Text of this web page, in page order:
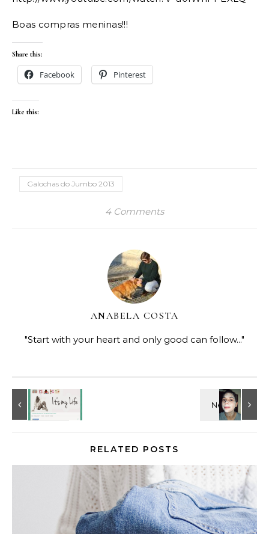
Boas compras meninas!!!
Share this:
Facebook Pinterest
Like this:
Galochas do Jumbo 2013
4 Comments
ANABELA COSTA
"Start with your heart and only good can follow..."
RELATED POSTS